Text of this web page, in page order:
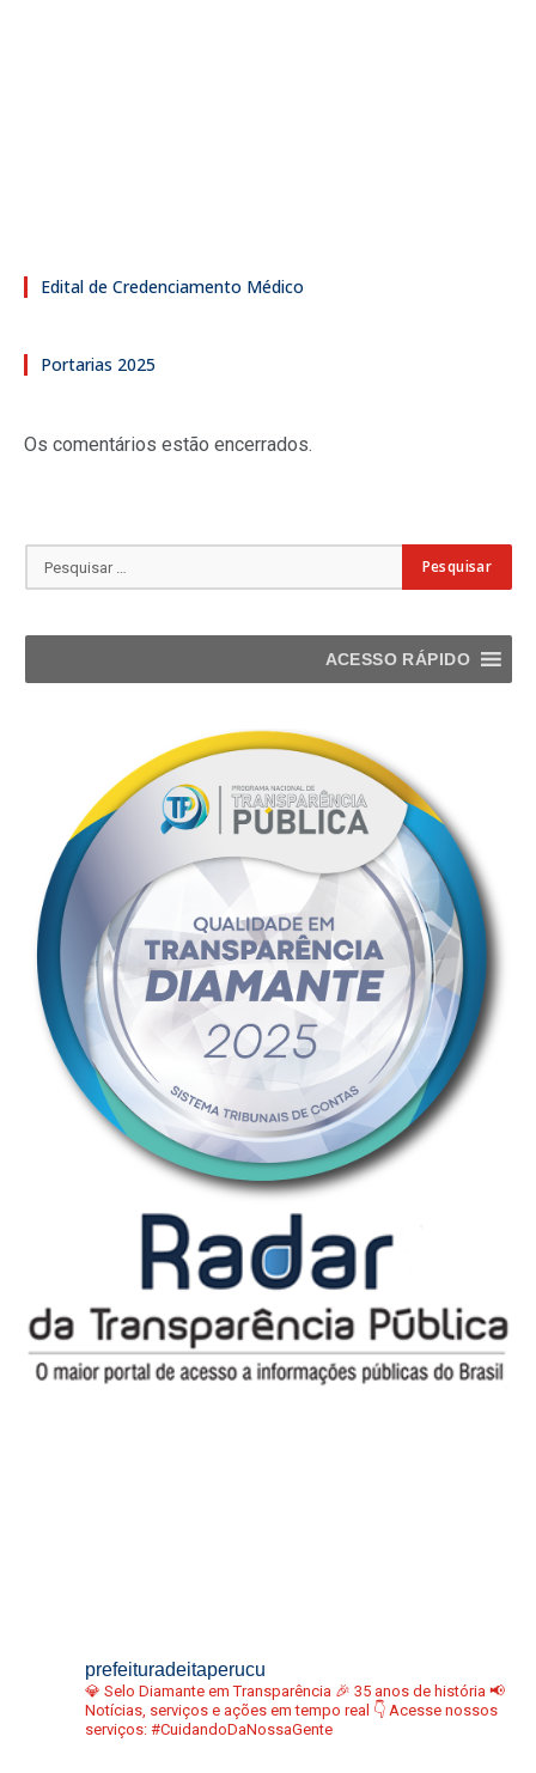
Edital de Credenciamento Médico
Portarias 2025
Os comentários estão encerrados.
ACESSO RÁPIDO
prefeituradeitaperucu
💎 Selo Diamante em Transparência 🎉 35 anos de história 📢
Notícias, serviços e ações em tempo real 👇 Acesse nossos
serviços: #CuidandoDaNossaGente